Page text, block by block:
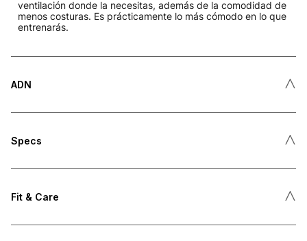
ventilación donde la necesitas, además de la comodidad de
menos costuras. Es prácticamente lo más cómodo en lo que
entrenarás.
ADN ˄
Specs ˄
Fit & Care ˄